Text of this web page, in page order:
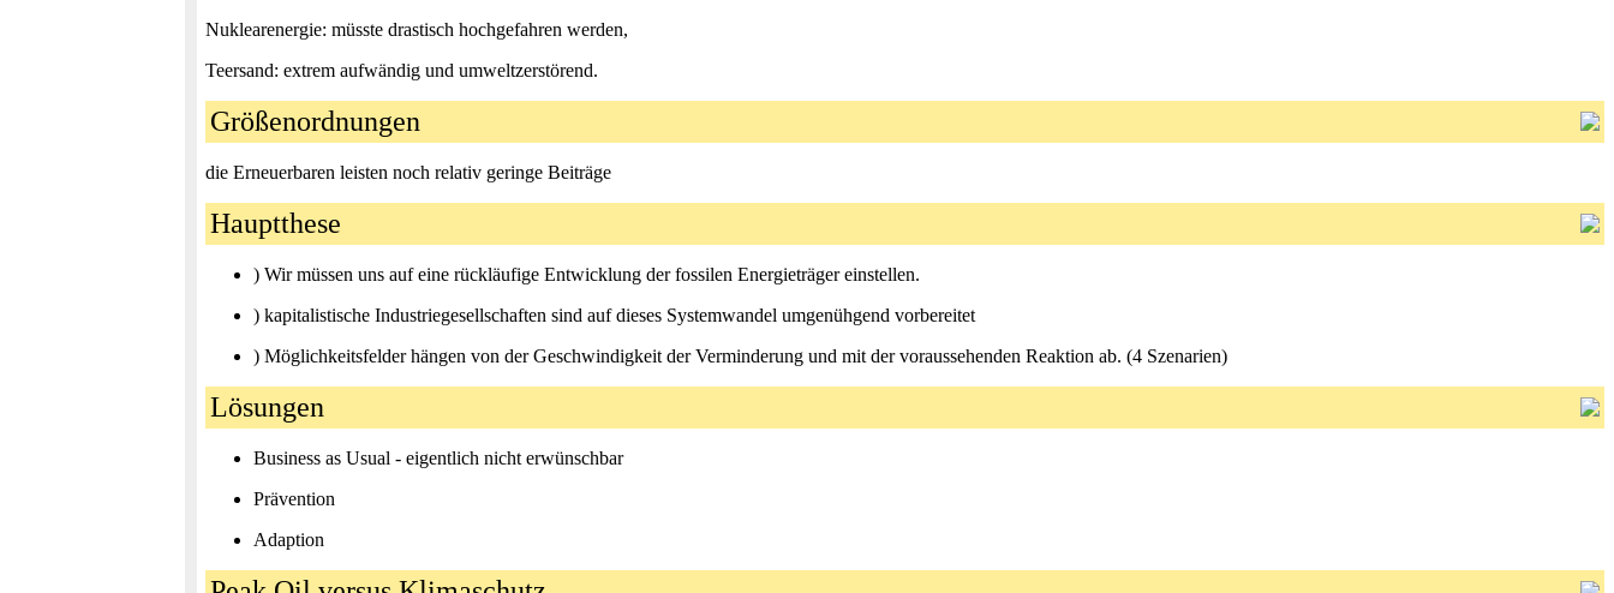
Nuklearenergie: müsste drastisch hochgefahren werden,
Teersand: extrem aufwändig und umweltzerstörend.
Größenordnungen
die Erneuerbaren leisten noch relativ geringe Beiträge
Hauptthese
) Wir müssen uns auf eine rückläufige Entwicklung der fossilen Energieträger einstellen.
) kapitalistische Industriegesellschaften sind auf dieses Systemwandel umgenühgend vorbereitet
) Möglichkeitsfelder hängen von der Geschwindigkeit der Verminderung und mit der voraussehenden Reaktion ab. (4 Szenarien)
Lösungen
Business as Usual - eigentlich nicht erwünschbar
Prävention
Adaption